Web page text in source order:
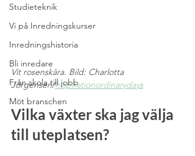
Studieteknik
Vi på Inredningskurser
Inredningshistoria
Bli inredare
Från skola till jobb
Möt branschen
Vit rosenskära. Bild: Charlotta
Jörgensen/Inspirationordinarydays
Vilka växter ska jag välja
till uteplatsen?